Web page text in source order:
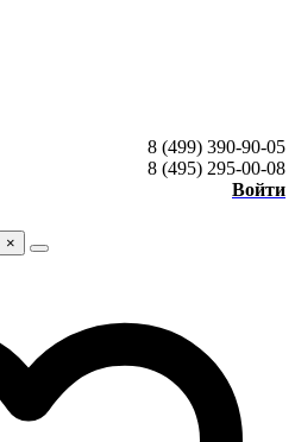
8 (499) 390-90-05
8 (495) 295-00-08
Войти
×